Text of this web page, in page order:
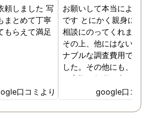
頼しました 写
まとめて丁寧
もらえて満足
口コミより
お願いして本当によかっ
です とにかく親身にな
相談にのってくれました
その上、他にはないリー
ナブルな調査費用で済み
した。その他にも、相談
ら実際に行動に出て頂い
のが、スゴく早く問題を
決していただき、大変助
りました。 次回も是非
google口コミ